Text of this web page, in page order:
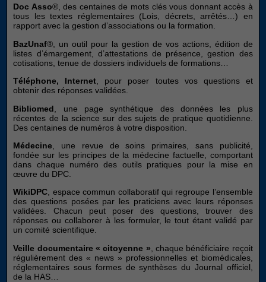
Doc Asso®, des centaines de mots clés vous donnant accès à
tous les textes réglementaires (Lois, décrets, arrêtés…) en
rapport avec la gestion d’associations ou la formation.
BazUnaf®, un outil pour la gestion de vos actions, édition de
listes d’émargement, d’attestations de présence, gestion des
cotisations, tenue de dossiers individuels de formations…
Téléphone, Internet, pour poser toutes vos questions et
obtenir des réponses validées.
Bibliomed , une page synthétique des données les plus
récentes de la science sur des sujets de pratique quotidienne.
Des centaines de numéros à votre disposition.
Médecine , une revue de soins primaires, sans publicité,
fondée sur les principes de la médecine factuelle, comportant
dans chaque numéro des outils pratiques pour la mise en
œuvre du DPC.
WikiDPC, espace commun collaboratif qui regroupe l’ensemble
des questions posées par les praticiens avec leurs réponses
validées. Chacun peut poser des questions, trouver des
réponses ou collaborer à les formuler, le tout étant validé par
un comité scientifique.
Veille documentaire « citoyenne » , chaque bénéficiaire reçoit
régulièrement des « news » professionnelles et biomédicales,
réglementaires sous formes de synthèses du Journal officiel,
de la HAS…